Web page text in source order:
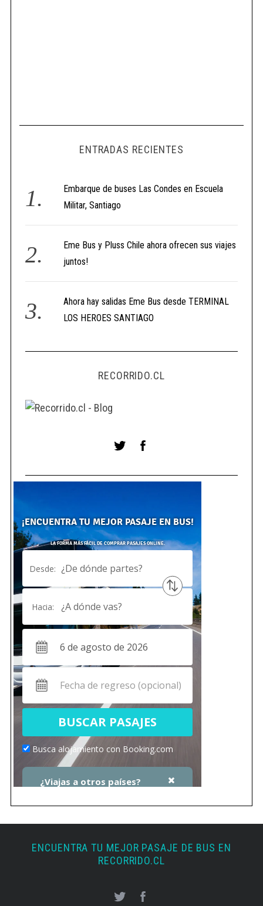
ENTRADAS RECIENTES
Embarque de buses Las Condes en Escuela
Militar, Santiago
Eme Bus y Pluss Chile ahora ofrecen sus viajes
juntos!
Ahora hay salidas Eme Bus desde TERMINAL
LOS HEROES SANTIAGO
RECORRIDO.CL
ENCUENTRA TU MEJOR PASAJE DE BUS EN
RECORRIDO.CL